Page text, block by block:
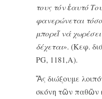
τους τόν ἑαυτό
φανερώνεται
μπορεῖ νά
δέχεται». (Κεφ.
PG, 1181,A).
Ἄς διώξουμε
σκόνη τῶν παθῶν